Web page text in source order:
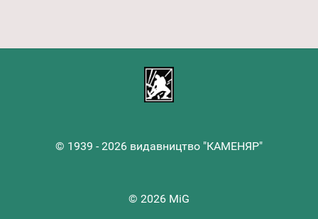
© 1939 - 2026 видавництво "КАМЕНЯР"
© 2026 MiG